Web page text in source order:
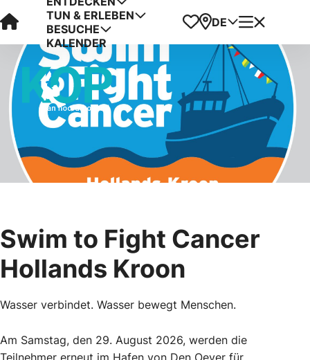
Visit Kop van Holland
TUN & ERLEBEN
BESUCHE
KALENDER
Favoriten
Karte
DE Menü
Swim to Fight Cancer
Hollands Kroon
Wasser verbindet. Wasser bewegt Menschen.
Am Samstag, den 29. August 2026, werden die
Teilnehmer erneut im Hafen von Den Oever für